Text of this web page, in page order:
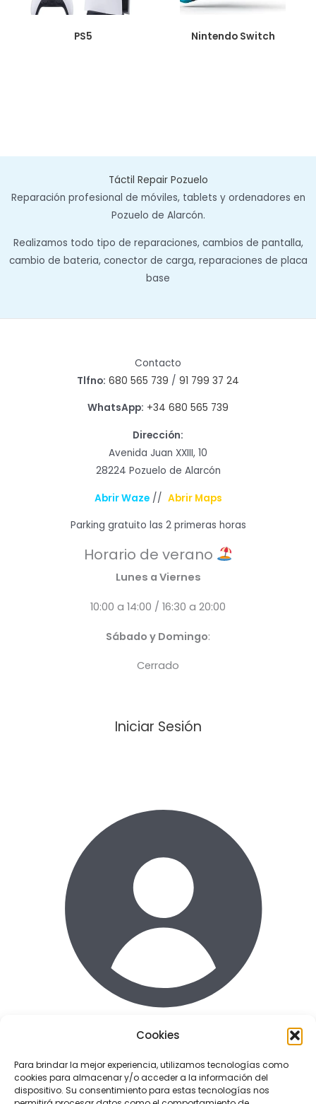
Cookies
Para brindar la mejor experiencia, utilizamos tecnologías como
cookies para almacenar y/o acceder a la información del
dispositivo. Su consentimiento para estas tecnologías nos
PS5 Nintendo Switch
Táctil Repair Pozuelo
Reparación profesional de móviles, tablets y ordenadores en
Pozuelo de Alarcón.
Realizamos todo tipo de reparaciones, cambios de pantalla,
cambio de bateria, conector de carga, reparaciones de placa
base
Contacto
Tlfno: 680 565 739 / 91 799 37 24
WhatsApp: +34 680 565 739
Dirección:
Avenida Juan XXIII, 10
28224 Pozuelo de Alarcón
Abrir Waze// Abrir Maps
Parking gratuito las 2 primeras horas
Horario de verano
Lunes a Viernes
10:00 a 14:00 / 16:30 a 20:00
Sábado y Domingo:
Cerrado
Iniciar Sesión
Enlaces de interes
Terminos y condiciones uso